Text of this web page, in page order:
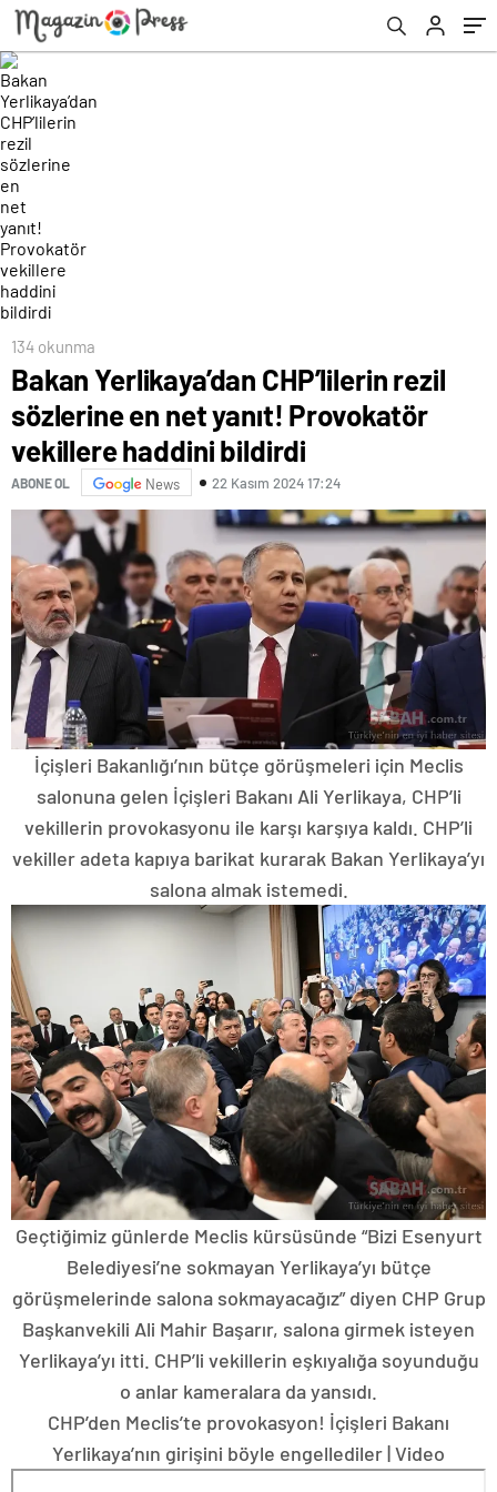
haddini bildirdi
134 okunma
Bakan Yerlikaya’dan CHP’lilerin rezil
sözlerine en net yanıt! Provokatör
vekillere haddini bildirdi
ABONE OL News 22 Kasım 2024 17:24
İçişleri Bakanlığı’nın bütçe görüşmeleri için Meclis
salonuna gelen İçişleri Bakanı Ali Yerlikaya, CHP’li
vekillerin provokasyonu ile karşı karşıya kaldı. CHP’li
vekiller adeta kapıya barikat kurarak Bakan Yerlikaya’yı
salona almak istemedi.
Geçtiğimiz günlerde Meclis kürsüsünde “Bizi Esenyurt
Belediyesi’ne sokmayan Yerlikaya’yı bütçe
görüşmelerinde salona sokmayacağız” diyen CHP Grup
Başkanvekili Ali Mahir Başarır, salona girmek isteyen
Yerlikaya’yı itti. CHP’li vekillerin eşkıyalığa soyunduğu
o anlar kameralara da yansıdı.
CHP’den Meclis’te provokasyon! İçişleri Bakanı
Yerlikaya’nın girişini böyle engellediler | Video